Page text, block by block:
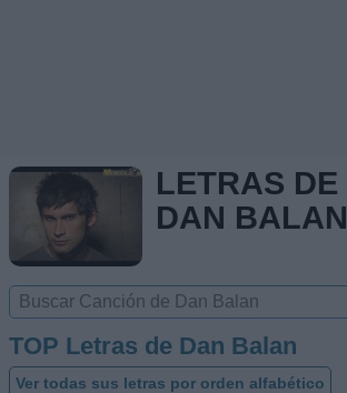
LETRAS DE
DAN BALAN
TOP Letras de Dan Balan
Ver todas sus letras por orden alfabético